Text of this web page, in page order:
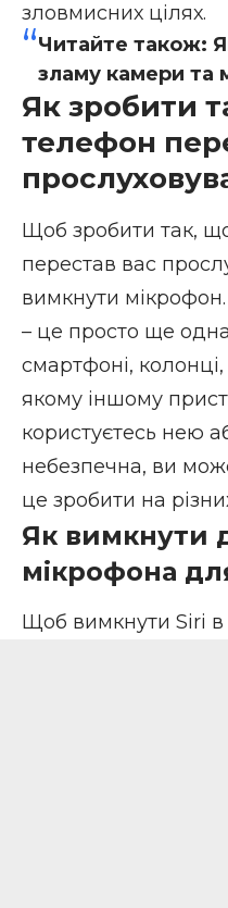
зловмисних цілях.
Читайте також:
зламу камери та
Як зробити
телефон
Щоб зробити так,
перестав вас
вимкнути
– це просто ще
смартфоні,
якому іншому
користуєтесь нею
небезпечна, ви
це зробити на
Як вимкнути
мікрофона
Щоб вимкнути Siri в